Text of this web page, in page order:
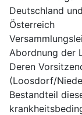
Abordnung der
Deren
(Loosdorf/
Bestandteil